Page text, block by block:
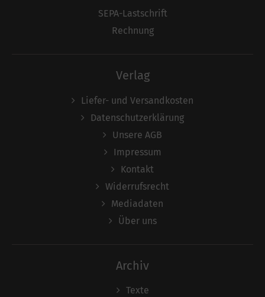
SEPA-Lastschrift
Rechnung
Verlag
Liefer- und Versandkosten
Datenschutzerklärung
Unsere AGB
Impressum
Kontakt
Widerrufsrecht
Mediadaten
Über uns
Archiv
Texte